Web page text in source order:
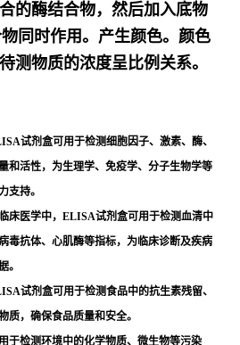
的酶结合物，然后加入底物
同时作用。产生颜色。颜色
测物质的浓度呈比例关系。
试剂盒可用于检测细胞因子、激素、酶、
和活性，为生理学、免疫学、分子生物学等
支持。
床医学中，ELISA试剂盒可用于检测血清中
毒抗体、心肌酶等指标，为临床诊断及疾病
。
试剂盒可用于检测食品中的抗生素残留、
质，确保食品质量和安全。
于检测环境中的化学物质、微生物等污染